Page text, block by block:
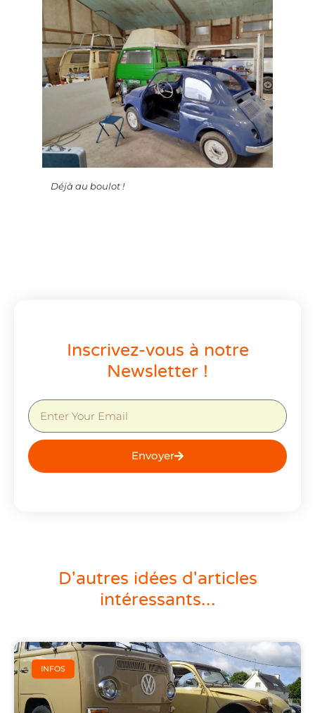
Déjà au boulot !
Inscrivez-vous à notre
Newsletter !
Envoyer
D'autres idées d'articles
intéressants...
INFOS